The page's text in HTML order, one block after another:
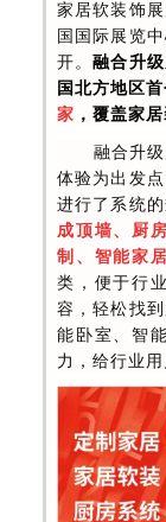
家居软装饰
国国际展览
开。融合升
国北方地区首
家 ，覆盖家
融合升级
体验为出发
进行了系统
成顶墙、厨
制、智能家
类，便于行
容，轻松找
能卧室、智
力，给行业